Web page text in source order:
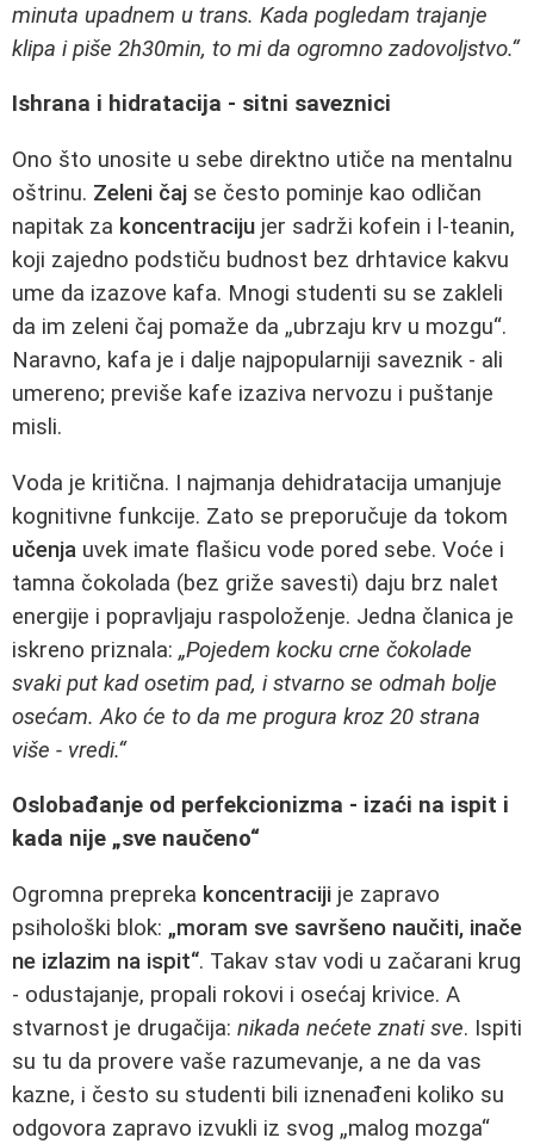
minuta upadnem u trans. Kada pogledam trajanje
klipa i piše 2h30min, to mi da ogromno zadovoljstvo.“
Ishrana i hidratacija - sitni saveznici
Ono što unosite u sebe direktno utiče na mentalnu
oštrinu. Zeleni čaj se često pominje kao odličan
napitak za koncentraciju jer sadrži kofein i l-teanin,
koji zajedno podstiču budnost bez drhtavice kakvu
ume da izazove kafa. Mnogi studenti su se zakleli
da im zeleni čaj pomaže da „ubrzaju krv u mozgu“.
Naravno, kafa je i dalje najpopularniji saveznik - ali
umereno; previše kafe izaziva nervozu i puštanje
misli.
Voda je kritična. I najmanja dehidratacija umanjuje
kognitivne funkcije. Zato se preporučuje da tokom
učenja uvek imate flašicu vode pored sebe. Voće i
tamna čokolada (bez griže savesti) daju brz nalet
energije i popravljaju raspoloženje. Jedna članica je
iskreno priznala: „Pojedem kocku crne čokolade
svaki put kad osetim pad, i stvarno se odmah bolje
osećam. Ako će to da me progura kroz 20 strana
više - vredi.“
Oslobađanje od perfekcionizma - izaći na ispit i
kada nije „sve naučeno“
Ogromna prepreka koncentraciji je zapravo
psihološki blok: „moram sve savršeno naučiti, inače
ne izlazim na ispit“. Takav stav vodi u začarani krug
- odustajanje, propali rokovi i osećaj krivice. A
stvarnost je drugačija: nikada nećete znati sve. Ispiti
su tu da provere vaše razumevanje, a ne da vas
kazne, i često su studenti bili iznenađeni koliko su
odgovora zapravo izvukli iz svog „malog mozga“